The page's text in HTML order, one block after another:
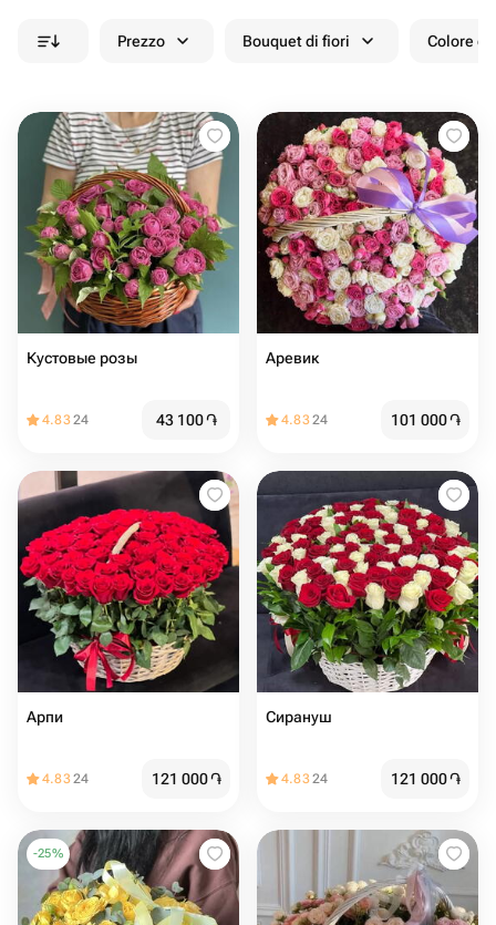
Prezzo Bouquet di fiori Colore
Кустовые розы
4.8324 43 100֏
Аревик
4.8324 101 000֏
Арпи
4.8324 121 000֏
Сирануш
4.8324 121 000֏
-25%